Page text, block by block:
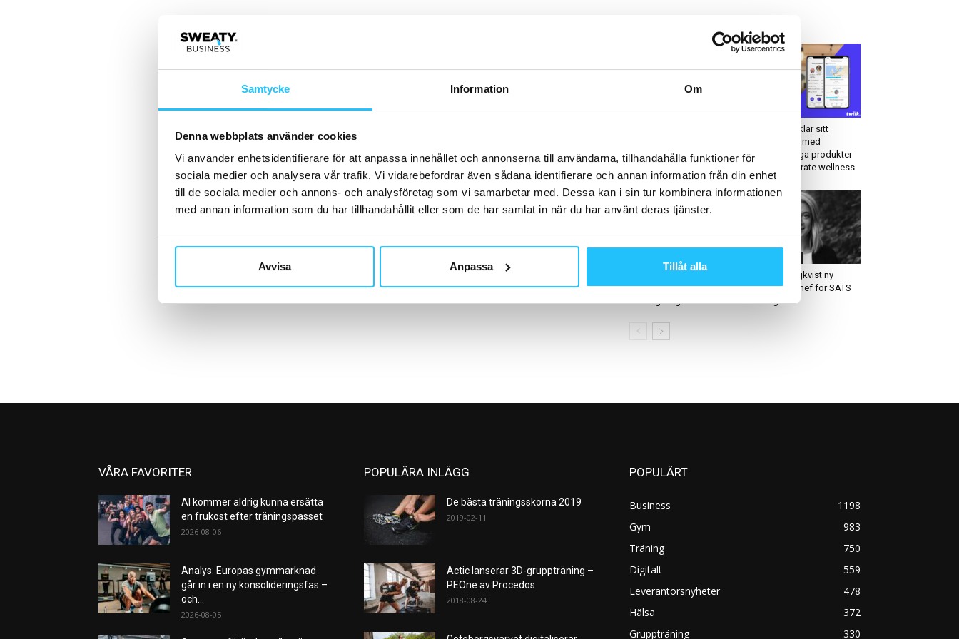
Samtycke Information Om
Denna webbplats använder cookies
Vi använder enhetsidentifierare för att anpassa innehållet och annonserna till användarna, tillhandahålla funktioner för
sociala medier och analysera vår trafik. Vi vidarebefordrar även sådana identifierare och annan information från din enhet
till de sociala medier och annons- och analysföretag som vi samarbetar med. Dessa kan i sin tur kombinera informationen
med annan information som du har tillhandahållit eller som de har samlat in när du har använt deras tjänster.
Avvisa Anpassa Tillåt alla
Business
med Monika Björn –
Business
Twiik utvecklar sitt
erbjudande med
nyckelfärdiga produkter
inom corporate wellness
med nytt gym i
Helsingborg
Emmy Häggkvist ny
marknadschef för SATS
Sverige
VÅRA FAVORITER
AI kommer aldrig kunna ersätta
en frukost efter träningspasset
2026-08-06
Analys: Europas gymmarknad
går in i en ny konsolideringsfas –
och...
2026-08-05
POPULÄRA INLÄGG
De bästa träningsskorna 2019
2019-02-11
Actic lanserar 3D-gruppträning –
PEOne av Procedos
2018-08-24
POPULÄRT
Business
1198
Gym
983
Träning
750
Digitalt
559
Leverantörsnyheter
478
Hälsa
372
Gruppträning
330